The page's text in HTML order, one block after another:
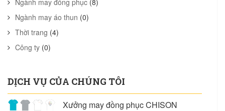
Ngành may đồng phục (8)
Ngành may áo thun (0)
Thời trang (4)
Công ty (0)
DỊCH VỤ CỦA CHÚNG TÔI
Xưởng may đồng phục CHISON